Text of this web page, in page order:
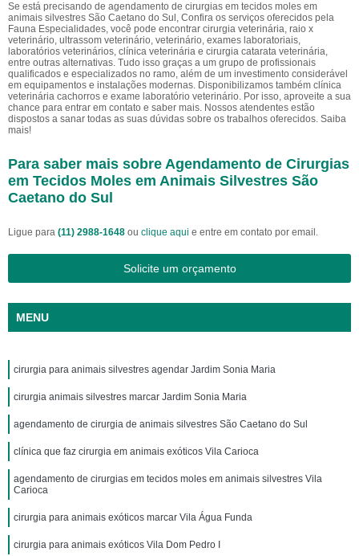
Se está precisando de agendamento de cirurgias em tecidos moles em
animais silvestres São Caetano do Sul, Confira os serviços oferecidos pela
Fauna Especialidades, você pode encontrar cirurgia veterinária, raio x
veterinário, ultrassom veterinário, veterinário, exames laboratoriais,
laboratórios veterinários, clínica veterinária e cirurgia catarata veterinária,
entre outras alternativas. Tudo isso graças a um grupo de profissionais
qualificados e especializados no ramo, além de um investimento considerável
em equipamentos e instalações modernas. Disponibilizamos também clínica
veterinária cachorros e exame laboratório veterinário. Por isso, aproveite a sua
chance para entrar em contato e saber mais. Nossos atendentes estão
dispostos a sanar todas as suas dúvidas sobre os trabalhos oferecidos. Saiba
mais!
Para saber mais sobre Agendamento de Cirurgias
em Tecidos Moles em Animais Silvestres São
Caetano do Sul
Ligue para (11) 2988-1648 ou clique aqui e entre em contato por email.
Solicite um orçamento
MENU
cirurgia para animais silvestres agendar Jardim Sonia Maria
cirurgia animais silvestres marcar Jardim Sonia Maria
agendamento de cirurgia de animais silvestres São Caetano do Sul
clínica que faz cirurgia em animais exóticos Vila Carioca
agendamento de cirurgias em tecidos moles em animais silvestres Vila
Carioca
cirurgia para animais exóticos marcar Vila Água Funda
cirurgia para animais exóticos Vila Dom Pedro I